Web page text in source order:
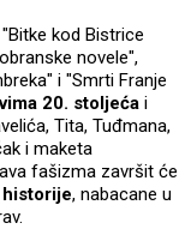
kod Bistrice
novele",
i "Smrti Franje
20. stoljeća i
Tita, Tuđmana,
i maketa
fašizma završit će
historije, nabacane u